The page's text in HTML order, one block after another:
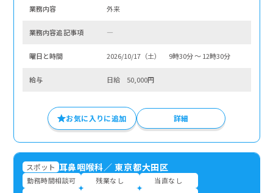
業務内容 外来
業務内容追記事項 ―
曜⽇と時間 2026/10/17（土） 9時30分 〜 12時30分
給与 日給 50,000円
お気に入りに追加 詳細
スポット 耳鼻咽喉科／東京都大田区
勤務時間相談可 残業なし
当直なし